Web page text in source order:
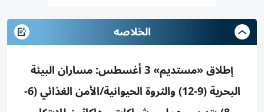
الخلاصه
إطلاق «مستديم» 3 أغسطس: مساران البيئة
البحرية (9-12) والثروة الحيوانية/الأمن الغذائي (6-